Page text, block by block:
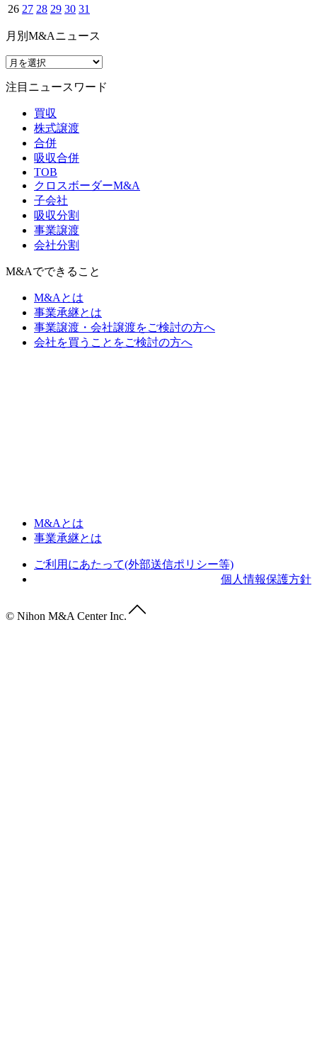
26 27 28 29 30 31
月別M&Aニュース
注目ニュースワード
買収
株式譲渡
合併
吸収合併
TOB
クロスボーダーM&A
子会社
吸収分割
事業譲渡
会社分割
M&Aでできること
M&Aとは
事業承継とは
事業譲渡・会社譲渡をご検討の方へ
会社を買うことをご検討の方へ
M&Aとは
事業承継とは
ご利用にあたって(外部送信ポリシー等)
個人情報保護方針
© Nihon M&A Center Inc.